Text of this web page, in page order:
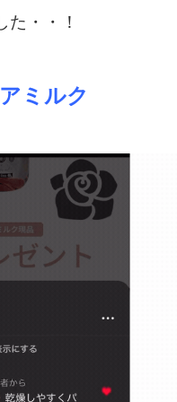
た・・！
ミルク